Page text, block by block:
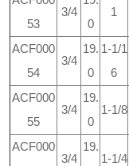
53
3/4
0
1
ACF000
54
3/4
19.
0
1-1/1
6
ACF000
55
3/4
19.
0
1-1/8
ACF000
3/4
19.
1-1/4